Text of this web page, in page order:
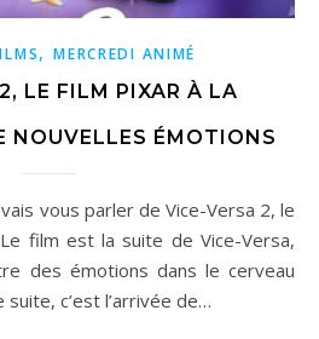
,MERCREDI ANIMÉ
LE FILM PIXAR À LA
NOUVELLES ÉMOTIONS
film est la suite de Vice-Versa,
des émotions dans le cerveau
suite, c’est l’arrivée de…